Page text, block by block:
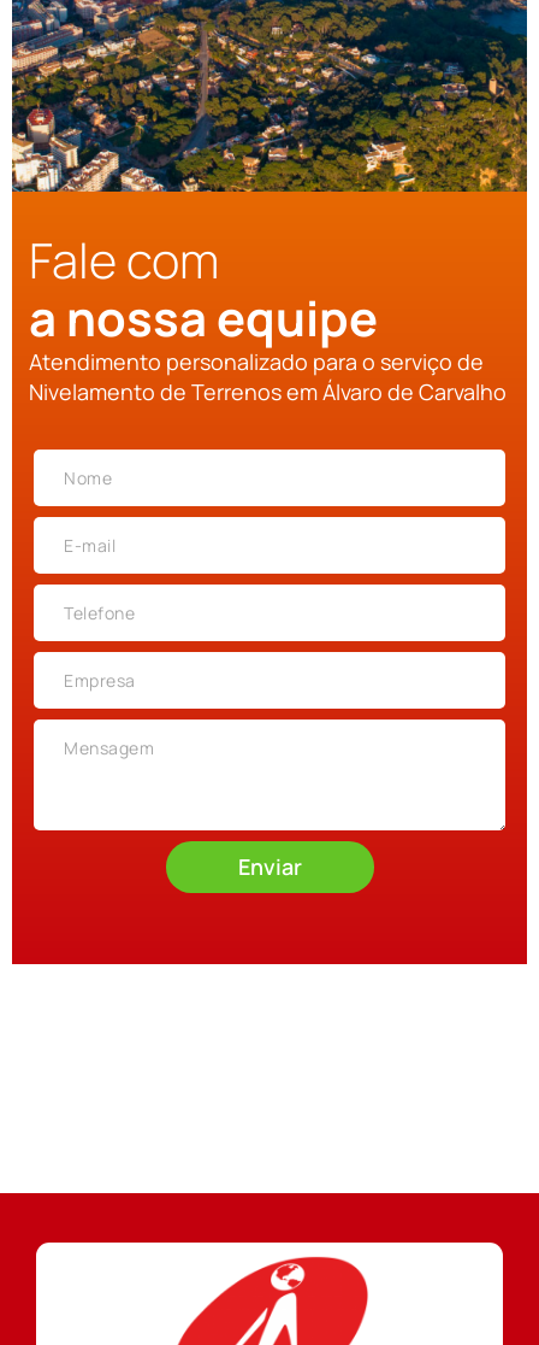
Fale com
a nossa equipe
Atendimento personalizado para o serviço de
Nivelamento de Terrenos em Álvaro de Carvalho
Enviar